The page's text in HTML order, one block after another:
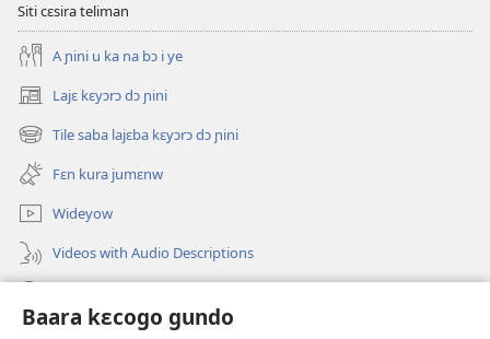
Baara kɛcogo gundo
Siti cɛsira teliman
A ɲini u ka na bɔ i ye
Lajɛ kɛyɔrɔ dɔ ɲini
(opens
new
window)
Tile saba lajɛba kɛyɔrɔ dɔ ɲini
(opens
new
window)
Fɛn kura jumɛnw
Wideyow
Videos with Audio Descriptions